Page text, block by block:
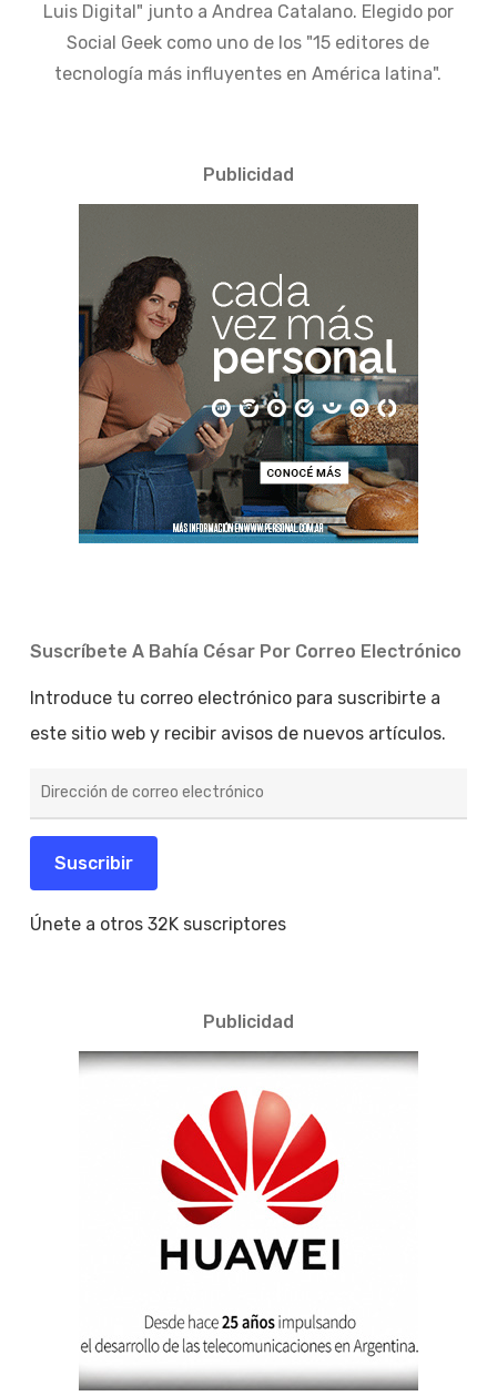
Luis Digital" junto a Andrea Catalano. Elegido por
Social Geek como uno de los "15 editores de
tecnología más influyentes en América latina".
Publicidad
Suscríbete A Bahía César Por Correo Electrónico
Introduce tu correo electrónico para suscribirte a
este sitio web y recibir avisos de nuevos artículos.
de
electrónico
Suscribir
Únete a otros 32K suscriptores
Publicidad